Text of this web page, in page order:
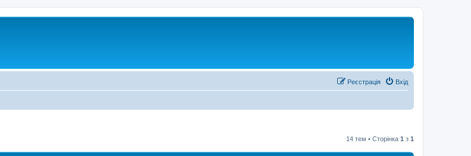
Вхід
Реєстрація
14 тем • Сторінка 1 з 1